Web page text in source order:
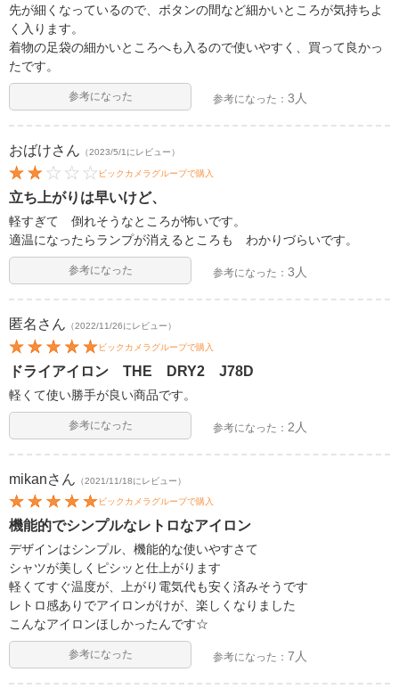
先が細くなっているので、ボタンの間など細かいところが気持ちよ
く入ります。
着物の足袋の細かいところへも入るので使いやすく、買って良かっ
たです。
参考になった 参考になった：3人
おばけさん （2023/5/1にレビュー）
ビックカメラグループで購入
立ち上がりは早いけど、
軽すぎて 倒れそうなところが怖いです。
適温になったらランプが消えるところも わかりづらいです。
参考になった 参考になった：3人
匿名 さん （2022/11/26にレビュー）
ビックカメラグループで購入
ドライアイロン THE DRY2 J78D
軽くて使い勝手が良い商品です。
参考になった 参考になった： 2人
mikanさん （2021/11/18にレビュー）
ビックカメラグループで購入
機能的でシンプルなレトロなアイロン
デザインはシンプル、機能的な使いやすさて
シャツが美しくピシッと仕上がります
軽くてすぐ温度が、上がり電気代も安く済みそうです
レトロ感ありでアイロンがけが、楽しくなりました
こんなアイロンほしかったんです☆
参考になった 参考になった： 7人